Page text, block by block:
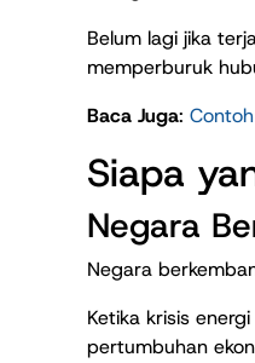
Belum lagi jika
memperburuk
Baca Juga:
Siapa
Negara
Negara
Ketika krisis
pertumbuhan